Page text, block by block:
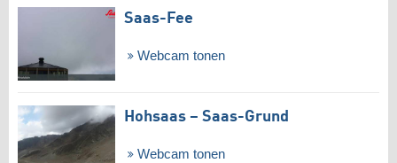
Saas-Fee
Webcam tonen
Hohsaas – Saas-Grund
Webcam tonen